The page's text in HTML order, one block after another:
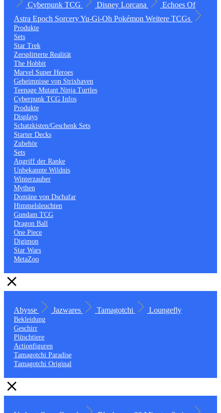
Cyberpunk TCG
Disney Lorcana
Echoes Of
Astra Epoch SorceryYu-Gi-Oh Pokémon Weitere TCGs
Produkte
Sets
Star Trek
Zersplitterte Realität
The Hobbit
Marvel Super Heroes
Geheimnisse von Strixhaven
Teenage Mutant Ninja Turtles
Cyberpunk TCG Infos
Produkte
Displays
Schatzkisten/Geschenk Sets
Starter Decks
Zubehör
Sets
Angriff der Ranke
Unbekannte Wildnis
Winterzauber
Mythen
Domäne von Dschafar
Himmelsleuchten
Gundam TCG
Dragon Ball
One Piece
Digimon
Star Wars
MetaZoo
Abysse Jazwares Tamagotchi Loungefly
Bekleidung
Geschirr
Plüschtiere
Actionfiguren
Tamagotchi Paradise
Tamagotchi Original